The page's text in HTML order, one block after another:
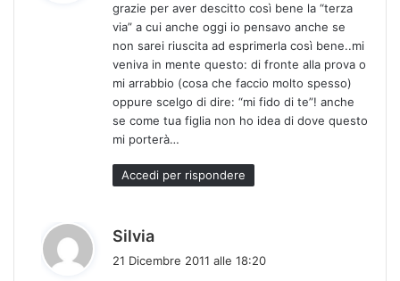
e
t
t
grazie per aver descitto così bene la “terza
via” a cui anche oggi io pensavo anche se
non sarei riuscita ad esprimerla così bene..mi
veniva in mente questo: di fronte alla prova o
mi arrabbio (cosa che faccio molto spesso)
oppure scelgo di dire: “mi fido di te”! anche
se come tua figlia non ho idea di dove questo
mi porterà…
Accedi per rispondere
Silvia
21 Dicembre 2011 alle 18:20